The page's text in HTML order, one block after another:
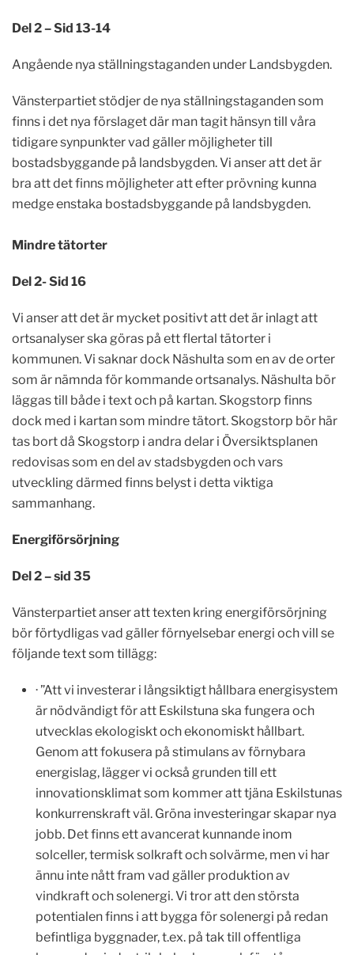
Del 2 – Sid 13-14
Angående nya ställningstaganden under Landsbygden.
Vänsterpartiet stödjer de nya ställningstaganden som
finns i det nya förslaget där man tagit hänsyn till våra
tidigare synpunkter vad gäller möjligheter till
bostadsbyggande på landsbygden. Vi anser att det är
bra att det finns möjligheter att efter prövning kunna
medge enstaka bostadsbyggande på landsbygden.
Mindre tätorter
Del 2- Sid 16
Vi anser att det är mycket positivt att det är inlagt att
ortsanalyser ska göras på ett flertal tätorter i
kommunen. Vi saknar dock Näshulta som en av de orter
som är nämnda för kommande ortsanalys. Näshulta bör
läggas till både i text och på kartan. Skogstorp finns
dock med i kartan som mindre tätort. Skogstorp bör här
tas bort då Skogstorp i andra delar i Översiktsplanen
redovisas som en del av stadsbygden och vars
utveckling därmed finns belyst i detta viktiga
sammanhang.
Energiförsörjning
Del 2 – sid 35
Vänsterpartiet anser att texten kring energiförsörjning
bör förtydligas vad gäller förnyelsebar energi och vill se
följande text som tillägg:
· ”Att vi investerar i långsiktigt hållbara energisystem
är nödvändigt för att Eskilstuna ska fungera och
utvecklas ekologiskt och ekonomiskt hållbart.
Genom att fokusera på stimulans av förnybara
energislag, lägger vi också grunden till ett
innovationsklimat som kommer att tjäna Eskilstunas
konkurrenskraft väl. Gröna investeringar skapar nya
jobb. Det finns ett avancerat kunnande inom
solceller, termisk solkraft och solvärme, men vi har
ännu inte nått fram vad gäller produktion av
vindkraft och solenergi. Vi tror att den största
potentialen finns i att bygga för solenergi på redan
befintliga byggnader, t.ex. på tak till offentliga